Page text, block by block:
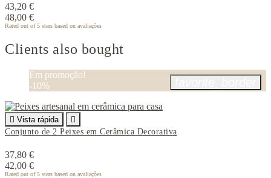
43,20 €
48,00 €
Rated out of 5 stars based on avaliações
Clients also bought
Em promoção!
-10%
 Vista rápida

Conjunto de 2 Peixes em Cerâmica Decorativa
37,80 €
42,00 €
Rated out of 5 stars based on avaliações